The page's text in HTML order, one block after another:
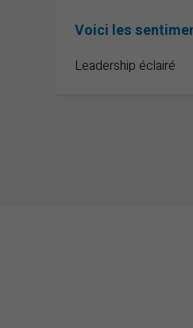
Voici les
Leadership éclairé